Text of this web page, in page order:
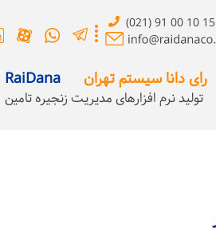
(021) 91 00 10 15
رای دانا سیستم تهران RaiDana
تولید نرم افزارهای مدیریت زنجیره تامین